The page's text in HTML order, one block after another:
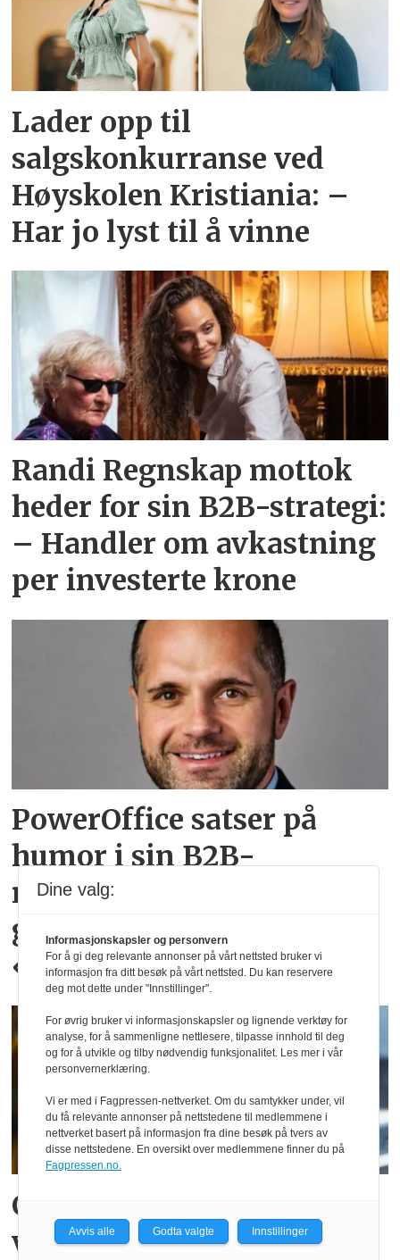
Lader opp til
salgskonkurranse ved
Høyskolen Kristiania: –
Har jo lyst til å vinne
Randi Regnskap mottok
heder for sin B2B-strategi:
– Handler om avkastning
per investerte krone
PowerOffice satser på
humor i sin B2B-
markedsføring: – Mange
gjør det litt for
«corporate»
Cathrine mener det er
viktig å være interessert i
Dine valg:
Informasjonskapsler og personvern
For å gi deg relevante annonser på vårt nettsted bruker vi
informasjon fra ditt besøk på vårt nettsted. Du kan reservere
deg mot dette under "Innstillinger".
For øvrig bruker vi informasjonskapsler og lignende verktøy for
analyse, for å sammenligne nettlesere, tilpasse innhold til deg
og for å utvikle og tilby nødvendig funksjonalitet. Les mer i vår
personvernerklæring.
Vi er med i Fagpressen-nettverket. Om du samtykker under, vil
du få relevante annonser på nettstedene til medlemmene i
nettverket basert på informasjon fra dine besøk på tvers av
disse nettstedene. En oversikt over medlemmene finner du på
Fagpressen.no.
Avvis alle Godta valgte Innstillinger